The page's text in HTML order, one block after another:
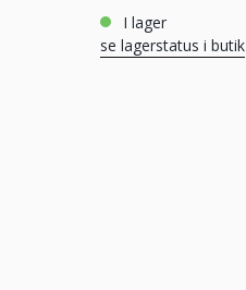
i lager
se lagerstatus i butik